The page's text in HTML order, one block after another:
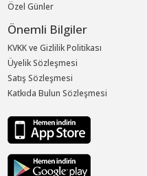
Özel Günler
Önemli Bilgiler
KVKK ve Gizlilik Politikası
Üyelik Sözleşmesi
Satış Sözleşmesi
Katkıda Bulun Sözleşmesi